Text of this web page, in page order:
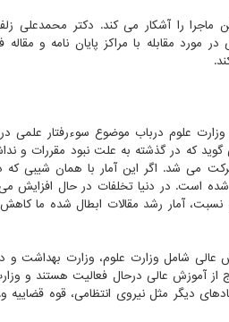
را آشکار می کند. دکتر محمدعلی
مورد مقابله با مراکز پایان نامه و
علوم درباب موضوع سوءرفتار علمی در
که در گذشته به علت نبود مقررات و
می شد. اگر این آمار با همان شیبی که
است. در دنیا تخلفات در حال افزایش می
آمار رشد مقالات ابطال شده ما
شامل وزارت علوم، وزارت بهداشت و
از آموزش عالی درحال فعالیت هستند و
دیگر مثل نیروی انتظامی، قوه